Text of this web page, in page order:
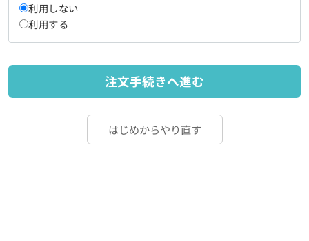
利用しない
利用する
注文手続きへ進む
はじめからやり直す